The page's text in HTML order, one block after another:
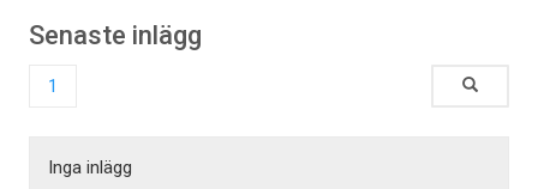
Senaste inlägg
1
Inga inlägg